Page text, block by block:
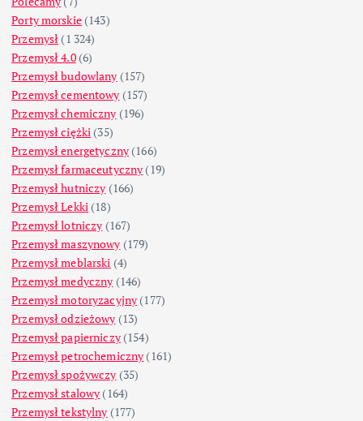
Porty morskie(143)
Przemysł (1 324)
Przemysł 4.0(6)
Przemysł budowlany (157)
Przemysł cementowy (157)
Przemysł chemiczny (196)
Przemysł ciężki (35)
Przemysł energetyczny (166)
Przemysł farmaceutyczny (19)
Przemysł hutniczy (166)
Przemysł Lekki (18)
Przemysł lotniczy (167)
Przemysł maszynowy (179)
Przemysł meblarski (4)
Przemysł medyczny (146)
Przemysł motoryzacyjny (177)
Przemysł odzieżowy (13)
Przemysł papierniczy(154)
Przemysł petrochemiczny (161)
Przemysł spożywczy (35)
Przemysł stalowy (164)
Przemysł tekstylny (177)